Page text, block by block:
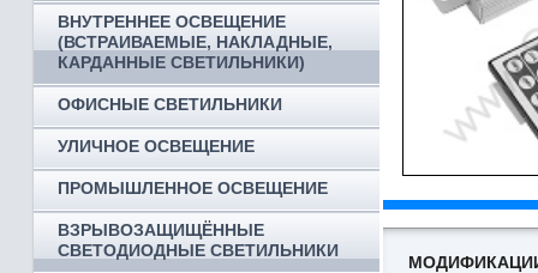
ВНУТРЕННЕЕ ОСВЕЩЕНИЕ
(ВСТРАИВАЕМЫЕ, НАКЛАДНЫЕ,
КАРДАННЫЕ СВЕТИЛЬНИКИ)
ОФИСНЫЕ СВЕТИЛЬНИКИ
УЛИЧНОЕ ОСВЕЩЕНИЕ
ПРОМЫШЛЕННОЕ ОСВЕЩЕНИЕ
ВЗРЫВОЗАЩИЩЁННЫЕ
СВЕТОДИОДНЫЕ СВЕТИЛЬНИКИ